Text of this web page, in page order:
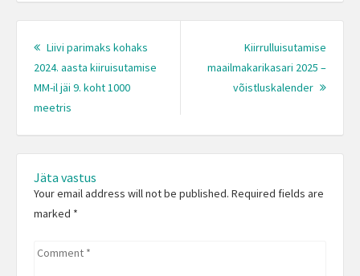
Post
navigation
Liivi parimaks kohaks
2024. aasta kiiruisutamise
MM-il jäi 9. koht 1000
meetris
Kiirrulluisutamise
maailmakarikasari 2025 –
võistluskalender
Next
Jäta vastus
Your email address will not be published. Required fields are
marked *
Comment